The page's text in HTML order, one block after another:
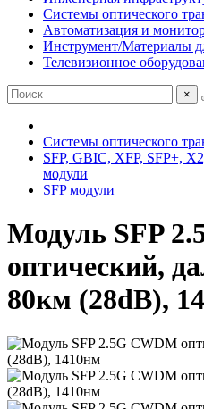
Системы оптического
Автоматизация и
Инструмент/Материалы
Телевизионное
×
Системы оптического
SFP, GBIC, XFP, SFP+,
модули
SFP модули
Модуль SFP
оптический,
80км (28dB),